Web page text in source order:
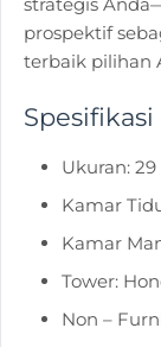
strategis
prospektif
terbaik pilihan
Ukuran:
Kamar
Kamar
Tower:
Non –